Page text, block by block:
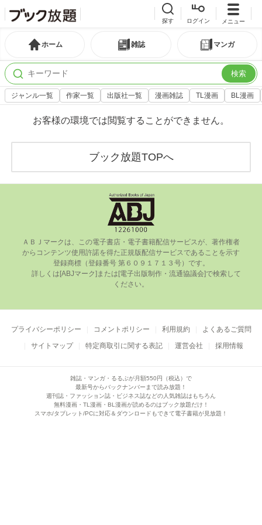
探す ログイン メニュー
ホーム 雑誌 マンガ
検索
ジャンル一覧 作家一覧 出版社一覧 漫画雑誌 TL漫画 BL漫画
お客様の環境では閲覧することができません。
ブック放題TOPへ
ＡＢＪマークは、この電⼦書店・電⼦書籍配信サービスが、著作権者
からコンテンツ使⽤許諾を得た正規版配信サービスであることを⽰す
登録商標（登録番号 第６０９１７１３号）です。
ください。
プライバシーポリシー コメントポリシー 利用規約
よくあるご質問
サイトマップ
特定商取引に関する表記 運営会社 採用情報
雑誌・マンガ・るるぶが月額550円（税込）で
最新号からバックナンバーまで読み放題！
週刊誌・ファッション誌・ビジネス誌などの人気雑誌はもちろん
無料漫画・TL漫画・BL漫画が読めるのはブック放題だけ！
スマホ/タブレット/PCに対応＆ダウンロードもできて電子書籍が見放題！